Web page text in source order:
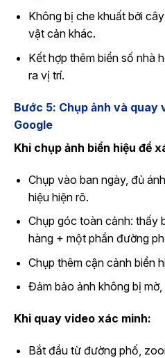
Không bị che khuất bởi
vật cản khác.
Kết hợp thêm biển số nhà
ra vị trí.
Bước 5: Chụp ảnh và quay
Google
Khi chụp ảnh biển hiệu để
Chụp vào ban ngày, đủ
hiệu hiện rõ.
Chụp góc toàn cảnh: thấy
hàng + một phần đường
Chụp thêm cận cảnh biển
Đảm bảo ảnh không bị
Khi quay video xác minh:
Bắt đầu từ đường phố,